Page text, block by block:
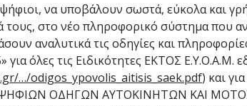
να υποβάλουν σωστά, εύκολα και
τους, στο νέο πληροφορικό σύστημα που
αναλυτικά τις οδηγίες και
για όλες τις Ειδικότητες ΕΚΤΟΣ Ε.Υ.Ο.Α.Μ.
…/odigos_ypovolis_aitisis_saek.pdf) και
ΟΔΗΓΩΝ ΑΥΤΟΚΙΝΗΤΩΝ ΚΑΙ